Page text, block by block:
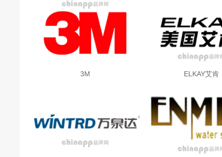
目前，3M公司在中国已建立了12家公司、11个生产
创新的文化
3M公司以其为员工提供创新的环境而著称，视革新
美国企业排行榜，其中有10年3M公司均名列前10名
新产品不是自然诞生的。3M公司的知识创新秘诀之
于产品研究和开发，这相当于一般公司的二倍，更重
3M ELKAY艾肯